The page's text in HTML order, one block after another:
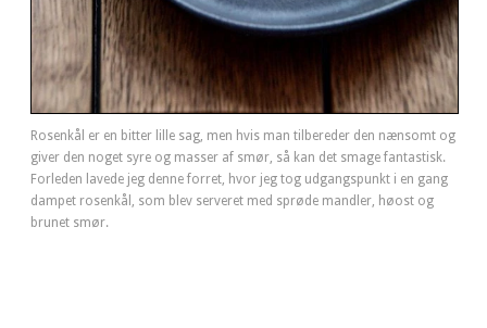
Rosenkål er en bitter lille sag, men hvis man tilbereder den nænsomt og
giver den noget syre og masser af smør, så kan det smage fantastisk.
Forleden lavede jeg denne forret, hvor jeg tog udgangspunkt i en gang
dampet rosenkål, som blev serveret med sprøde mandler, høost og
brunet smør.